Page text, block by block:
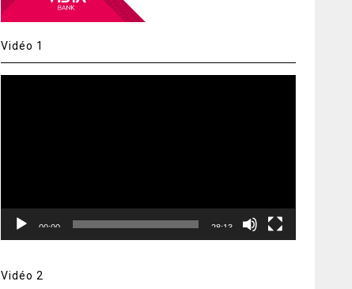
Vidéo 1
00:00 28:13
Vidéo 2